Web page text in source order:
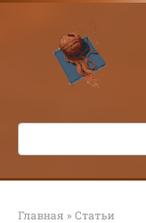
Перейти
контенту
Поиск:
Главная » Статьи